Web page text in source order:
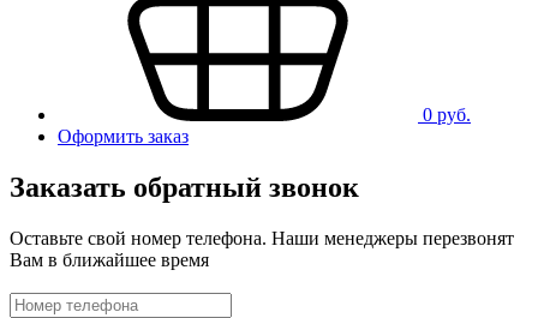
0 руб.
Оформить заказ
Заказать обратный звонок
Оставьте свой номер телефона. Наши менеджеры перезвонят
Вам в ближайшее время